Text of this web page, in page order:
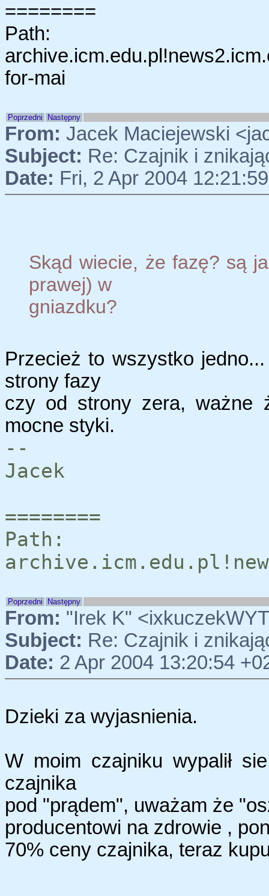
========
for-mai
Poprzedni Następny
From: Jacek Maciejewski
Subject: Re: Czajnik i
Date: Fri, 2 Apr 2004
Skąd wiecie, że fazę? są
prawej) w
gniazdku?
Przecież to wszystko
strony fazy
czy od strony zera, ważne
mocne styki.
--
Jacek
========
Poprzedni Następny
From: "Irek K"
Subject: Re: Czajnik i
Date: 2 Apr 2004 13:20:54
Dzieki za wyjasnienia.
W moim czajniku wypalił
czajnika
pod "prądem", uważam że
producentowi na zdrowie ,
70% ceny czajnika, teraz